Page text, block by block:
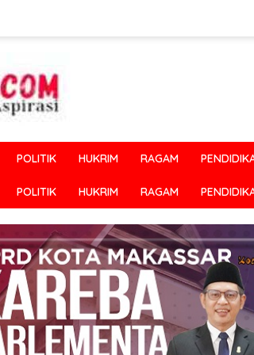
POLITIK HUKRIM RAGAM
POLITIK HUKRIM RAGAM